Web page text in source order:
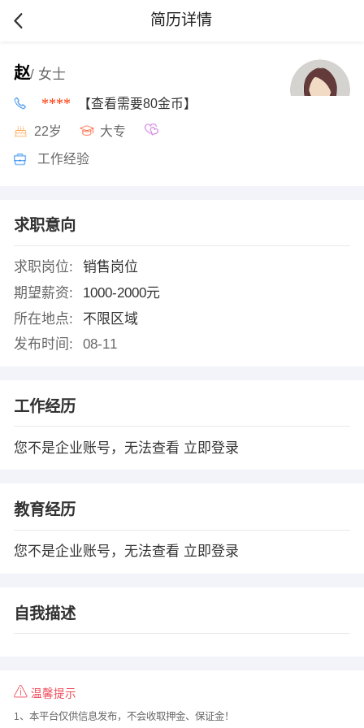
简历详情
赵/ 女士
**** 【查看需要80金币】
22岁 大专
工作经验
求职意向
求职岗位:
销售岗位
期望薪资:
1000-2000元
所在地点:
不限区域
发布时间:
08-11
工作经历
您不是企业账号，无法查看 立即登录
教育经历
您不是企业账号，无法查看 立即登录
自我描述
温馨提示
1、本平台仅供信息发布，不会收取押金、保证金！